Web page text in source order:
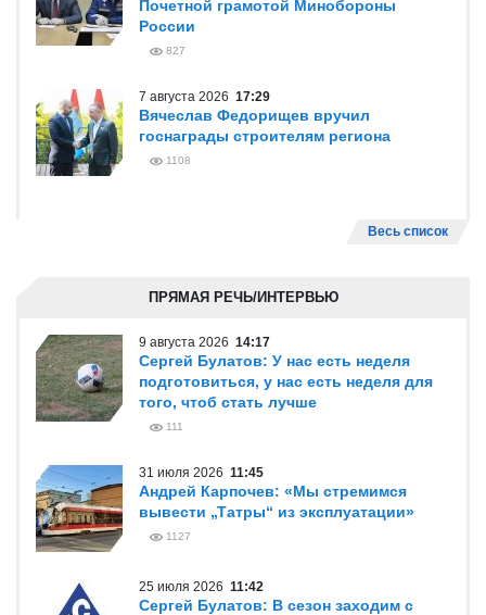
Почетной грамотой Минобороны
России
827
7 августа 2026 17:29
Вячеслав Федорищев вручил
госнаграды строителям региона
1108
Весь список
ПРЯМАЯ РЕЧЬ/ИНТЕРВЬЮ
9 августа 2026 14:17
Сергей Булатов: У нас есть неделя
подготовиться, у нас есть неделя для
того, чтоб стать лучше
111
31 июля 2026 11:45
Андрей Карпочев: «Мы стремимся
вывести „Татры“ из эксплуатации»
1127
25 июля 2026 11:42
Сергей Булатов: В сезон заходим с